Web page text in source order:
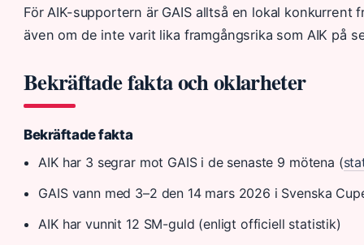
För AIK-supportern är GAIS alltså en lokal konkurrent
även om de inte varit lika framgångsrika som AIK på
Bekräftade fakta och oklarheter
Bekräftade fakta
AIK har 3 segrar mot GAIS i de senaste 9 mötena (
GAIS vann med 3–2 den 14 mars 2026 i Svenska
AIK har vunnit 12 SM-guld (enligt officiell statistik)